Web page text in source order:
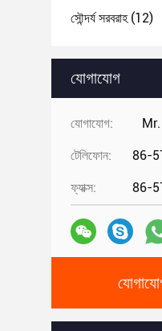
সৌন্দর্য সরবরাহ(12)
যোগাযোগ
যোগাযোগ:
টেলিফোন: 86-
ফ্যাক্স: 86-